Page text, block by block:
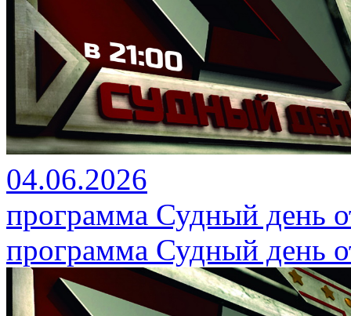
04.06.2026
программа Судный день
программа Судный день